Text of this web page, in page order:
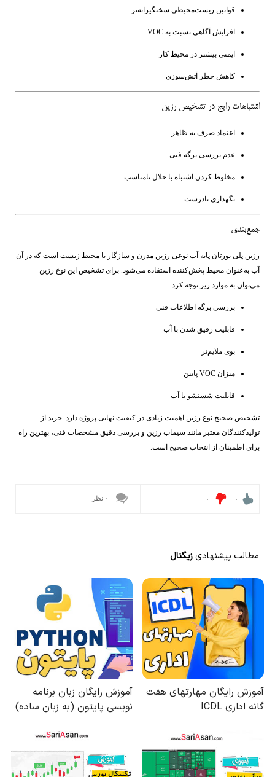
قوانین زیست‌محیطی سختگیرانه‌تر
افزایش آگاهی نسبت به VOC
ایمنی بیشتر در محیط کار
کاهش خطر آتش‌سوزی
اشتباهات رایج در تشخیص رزین
اعتماد صرف به ظاهر
عدم بررسی برگه فنی
مخلوط کردن اشتباه با حلال نامناسب
نگهداری نادرست
جمع‌بندی
رزین پلی یورتان پایه آب نوعی رزین مدرن و سازگار با محیط زیست است که در آن
آب به‌عنوان محیط پخش‌کننده استفاده می‌شود. برای تشخیص این نوع رزین
می‌توان به موارد زیر توجه کرد:
بررسی برگه اطلاعات فنی
قابلیت رقیق شدن با آب
بوی ملایم‌تر
میزان VOC پایین
قابلیت شستشو با آب
تشخیص صحیح نوع رزین اهمیت زیادی در کیفیت نهایی پروژه دارد. خرید از
تولیدکنندگان معتبر مانند سیماب رزین و بررسی دقیق مشخصات فنی، بهترین راه
برای اطمینان از انتخاب صحیح است.
۰